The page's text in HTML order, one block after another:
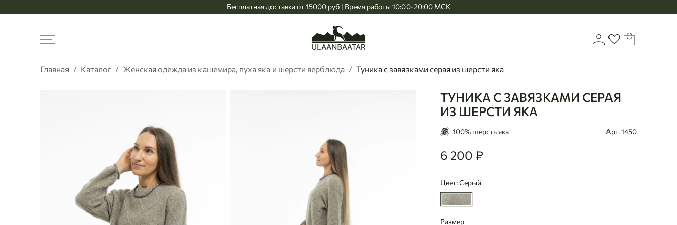
Бесплатная доставка от 15000 руб | Время работы 10:00-20:00 МСК
Меню
Главная
Войти или
Избранное
Корзина
Главная Каталог Женская одежда из кашемира, пуха яка и шерсти верблюда Туника с завязками серая из шерсти яка
ТУНИКА С ЗАВЯЗКАМИ СЕРАЯ
ИЗ ШЕРСТИ ЯКА
Ulaanbaatar
100% шерсть яка Арт. 1450
6200
6 200 ₽
Цвет: Серый
Размер